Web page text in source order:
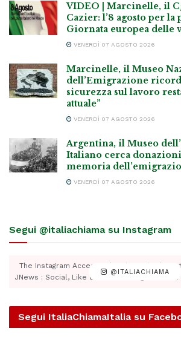
VIDEO | Marcinelle, il
Cazier: l’8 agosto per la
Giornata europea delle
VENERDÌ 07 AGOSTO 2026
Marcinelle, il Museo
dell’Emigrazione
sicurezza sul lavoro
attuale”
VENERDÌ 07 AGOSTO 2026
Argentina, il Museo
Italiano cerca
memoria
VENERDÌ 07 AGOSTO 2026
Segui @italiachiama su Instagram
@ITALIACHIAMA
The Instagram Access Token is expired, Go
JNews : Social, Like & View > Instagram
Segui ItaliaChiamaItalia su